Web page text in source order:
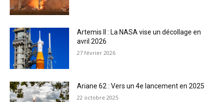
Artemis II : La NASA vise un décollage en
avril 2026
27 février 2026
Ariane 62 : Vers un 4e lancement en 2025
22 octobre 2025